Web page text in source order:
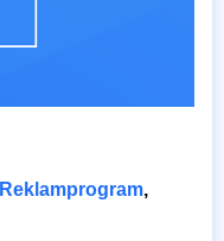
Reklamprogram,